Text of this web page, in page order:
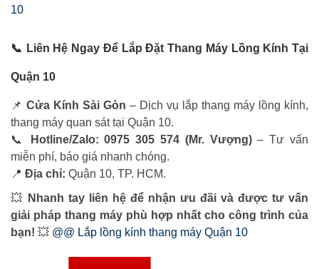
10
📞 Liên Hệ Ngay Để Lắp Đặt Thang Máy Lồng Kính Tại
Quận 10
📌 Cửa Kính Sài Gòn – Dịch vụ lắp thang máy lồng kính,
thang máy quan sát tại Quận 10.
📞
Hotline/Zalo: 0975 305 574 (Mr. Vượng)– Tư vấn
miễn phí, báo giá nhanh chóng.
📍 Địa chỉ: Quận 10, TP. HCM.
💥
Nhanh tay liên hệ để nhận ưu đãi và được tư vấn
giải pháp thang máy phù hợp nhất cho công trình của
bạn! 💥 @@ Lắp lồng kính thang máy Quận 10